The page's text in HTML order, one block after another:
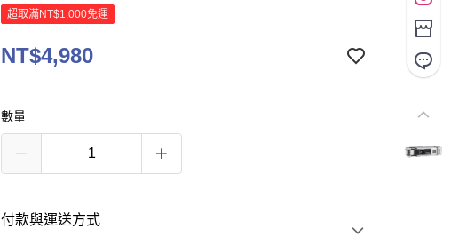
超取滿NT$1,000免運
NT$4,980
數量
付款與運送方式